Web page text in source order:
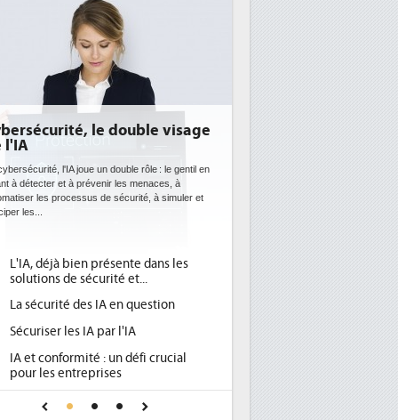
DEE: l'efficacité énergétique
bientôt une obligation pour les
datacenters
Des datacenters plus durables et plus efficaces, c'est
ce que recherchent les pouvoirs publics européens
avec la mise en oeuvre de la nouvelle Directive sur
1
Qu'est-ce que la DEE (directive
d'efficacité énergétique) ?
2
DEE, une pression administrative
place pour répondre à...
Phocea DC dans les cordes pour la
DEE